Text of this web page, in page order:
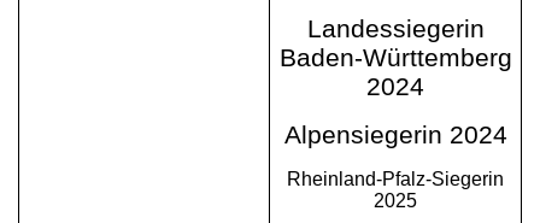
Landessiegerin
Baden-Württemberg
2024
Alpensiegerin 2024
Rheinland-Pfalz-Siegerin
2025